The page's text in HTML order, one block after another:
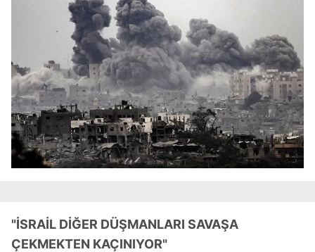
"İSRAİL DİĞER DÜŞMANLARI SAVAŞA
ÇEKMEKTEN KAÇINIYOR"